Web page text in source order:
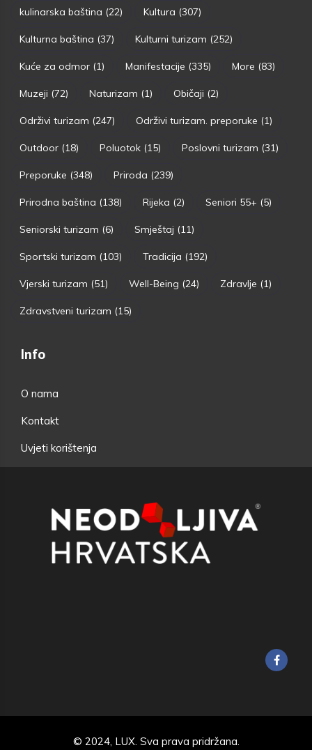
kulinarska baština (22) Kultura (307)
Kulturna baština (37) Kulturni turizam (252)
Kuće za odmor (1) Manifestacije (335) More (83)
Muzeji (72) Naturizam (1) Običaji (2)
Održivi turizam (247) Održivi turizam. preporuke (1)
Outdoor (18) Poluotok (15) Poslovni turizam (31)
Preporuke (348) Priroda (239)
Prirodna baština (138) Rijeka (2) Seniori 55+ (5)
Seniorski turizam (6) Smještaj (11)
Sportski turizam (103) Tradicija (192)
Vjerski turizam (51) Well-Being (24) Zdravlje (1)
Zdravstveni turizam (15)
Info
O nama
Kontakt
Uvjeti korištenja
© 2024, LUX. Sva prava pridržana.